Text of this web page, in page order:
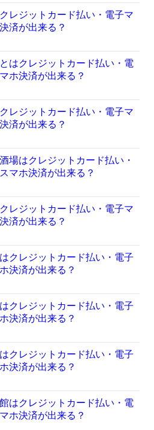
レジットカード払い・電子マ
済が出来る？
はクレジットカード払い・電
ホ決済が出来る？
レジットカード払い・電子マ
済が出来る？
場はクレジットカード払い・
マホ決済が出来る？
レジットカード払い・電子マ
済が出来る？
クレジットカード払い・電子
決済が出来る？
クレジットカード払い・電子
決済が出来る？
クレジットカード払い・電子
決済が出来る？
はクレジットカード払い・電
ホ決済が出来る？